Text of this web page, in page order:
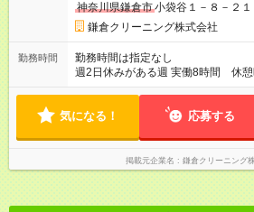
神奈川県鎌倉市小袋谷１－８－２１
鎌倉クリーニング株式会社
勤務時間
勤務時間は指定なし
週2日休みがある週 実働8時間 休
9：00～18：00 店舗サポート 店舗
期により多少の始終時間の変更があ
気になる！ 応募する
掲載元企業名 鎌倉クリーニング